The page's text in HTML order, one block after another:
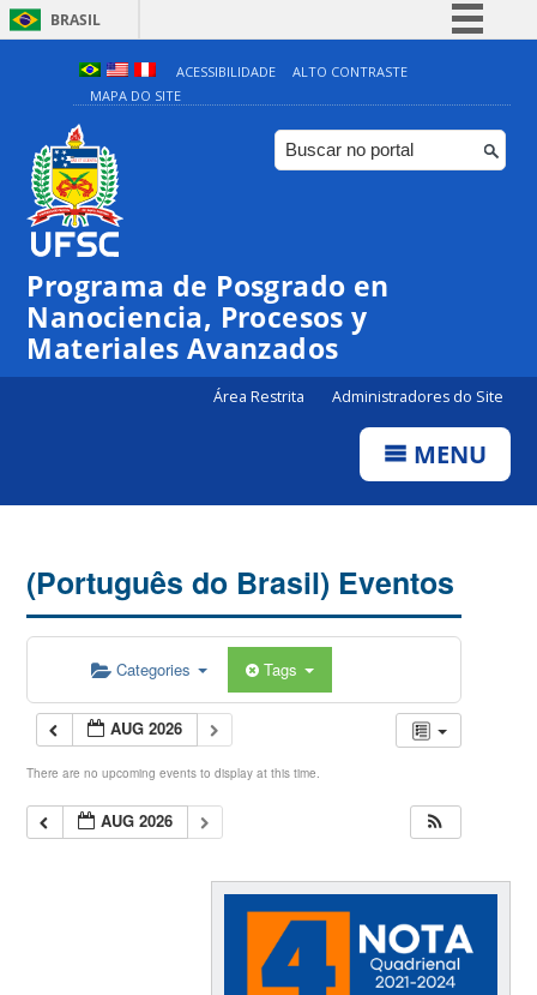
BRASIL
Simplifique!
Comunica BR
Participe
ACESSIBILIDADE
ALTO CONTRASTE
MAPA DO SITE
Programa de Posgrado en
Nanociencia, Procesos y
Materiales Avanzados
Área Restrita Administradores do Site
MENU
(Português do Brasil) Eventos
Categories Tags
AUG 2026
There are no upcoming events to display at this time.
AUG 2026